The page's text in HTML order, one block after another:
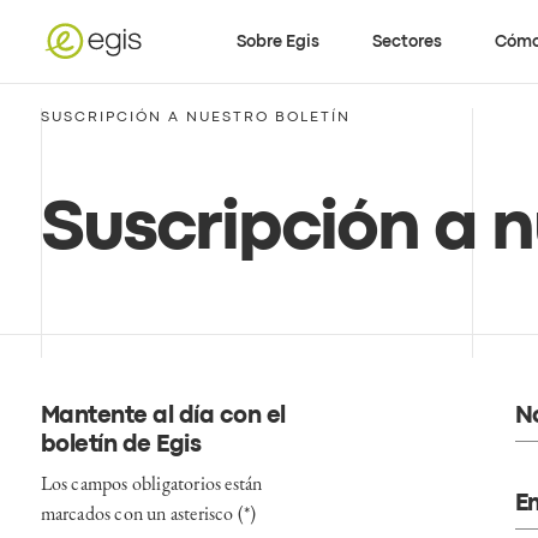
Sobre Egis Sectores
SUSCRIPCIÓN A NUESTRO BOLETÍN
Suscripción a
Mantente al día con el
boletín de Egis
Los campos obligatorios están
marcados con un asterisco (*)